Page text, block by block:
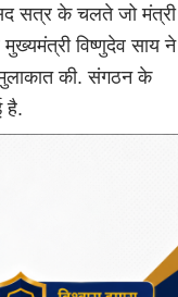
सत्र के चलते जो मंत्री
विष्णुदेव साय ने
की. संगठन के
है.